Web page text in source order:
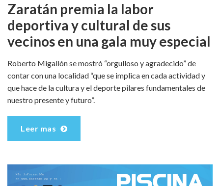
Zaratán premia la labor
deportiva y cultural de sus
vecinos en una gala muy especial
Roberto Migallón se mostró “orgulloso y agradecido” de
contar con una localidad “que se implica en cada actividad y
que hace de la cultura y el deporte pilares fundamentales de
nuestro presente y futuro”.
Leer mas